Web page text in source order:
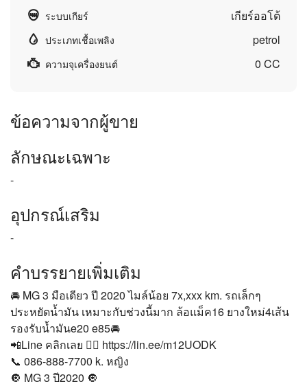
ระบบเกียร์ เกียร์ออโต้
ประเภทเชื้อเพลิง petrol
ความจุเครื่องยนต์ 0 CC
ข้อความจากผู้ขาย
ลักษณะเฉพาะ
-
อุปกรณ์เสริม
-
คำบรรยายเพิ่มเติม
🚘 MG 3 มือเดียว ปี 2020 ไมล์น้อย 7x,xxx km. รถเล็กๆ
ประหยัดน้ำมัน เหมาะกับช่วงนี้มาก ล้อแม็ค16 ยางใหม่4เส้น
รองรับน้ำมันe20 e85🚘
📲Line คลิกเลย 👉🏻 https://lin.ee/m12UODK
📞 086-888-7700 k. หญิง
🔘 MG 3 ปี2020 🔘